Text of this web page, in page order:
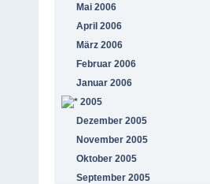
Mai 2006
April 2006
März 2006
Februar 2006
Januar 2006
2005
Dezember 2005
November 2005
Oktober 2005
September 2005